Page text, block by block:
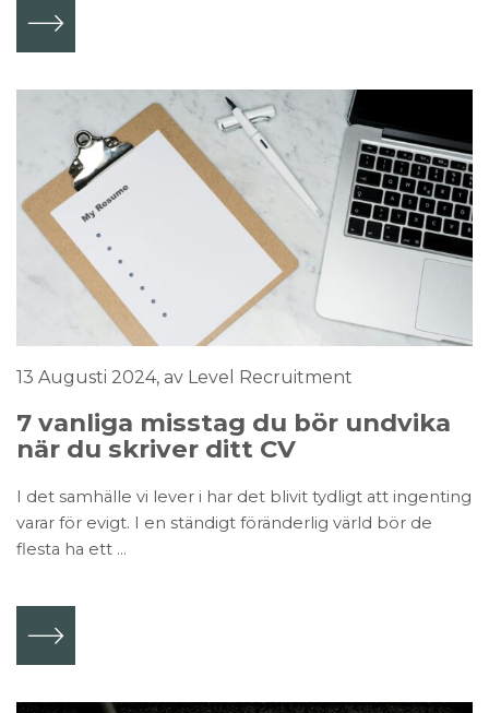
13 Augusti 2024, av Level Recruitment
7 vanliga misstag du bör undvika
när du skriver ditt CV
I det samhälle vi lever i har det blivit tydligt att ingenting
varar för evigt. I en ständigt föränderlig värld bör de
flesta ha ett ...